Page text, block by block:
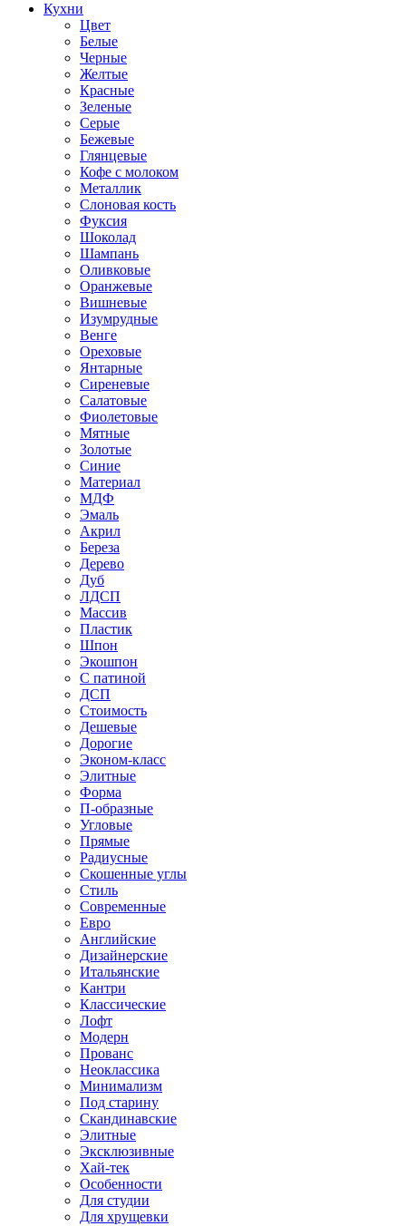
Кухни
Цвет
Белые
Черные
Желтые
Красные
Зеленые
Серые
Бежевые
Глянцевые
Кофе с молоком
Металлик
Слоновая кость
Фуксия
Шоколад
Шампань
Оливковые
Оранжевые
Вишневые
Изумрудные
Венге
Ореховые
Янтарные
Сиреневые
Салатовые
Фиолетовые
Мятные
Золотые
Синие
Материал
МДФ
Эмаль
Акрил
Береза
Дерево
Дуб
ЛДСП
Массив
Пластик
Шпон
Экошпон
С патиной
ДСП
Стоимость
Дешевые
Дорогие
Эконом-класс
Элитные
Форма
П-образные
Угловые
Прямые
Радиусные
Скошенные углы
Стиль
Современные
Евро
Английские
Дизайнерские
Итальянские
Кантри
Классические
Лофт
Модерн
Прованс
Неоклассика
Минимализм
Под старину
Скандинавские
Элитные
Эксклюзивные
Хай-тек
Особенности
Для студии
Для хрущевки